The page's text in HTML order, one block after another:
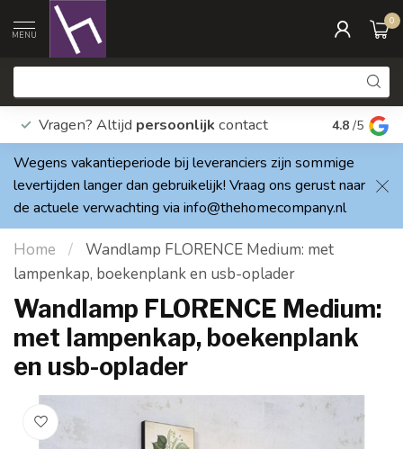
MENU
0
Vragen? Altijd persoonlijk contact Elke dag
4.8 /5
Wegens vakantieperiode bij leveranciers zijn sommige
levertijden langer dan gebruikelijk! Vraag ons gerust naar
de actuele verwachting via info@thehomecompany.nl
Home /
Wandlamp FLORENCE Medium: met
lampenkap, boekenplank en usb-oplader
Wandlamp FLORENCE Medium:
met lampenkap, boekenplank
en usb-oplader